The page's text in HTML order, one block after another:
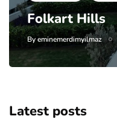
Folkart Hills
Byeminemerdimyilmaz
Latest posts